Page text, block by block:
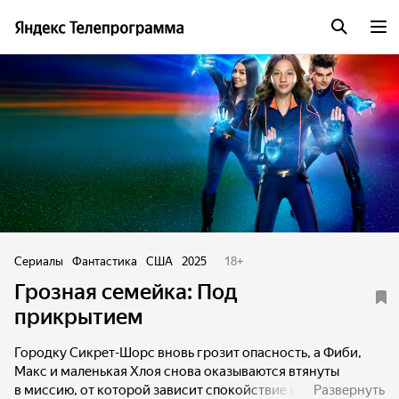
Сериалы Фантастика США 2025 18+
Грозная семейка: Под
прикрытием
Городку Сикрет-Шорс вновь грозит опасность, а Фиби,
Макс и маленькая Хлоя снова оказываются втянуты
в миссию, от которой зависит спокойствие всего округа.
Развернуть